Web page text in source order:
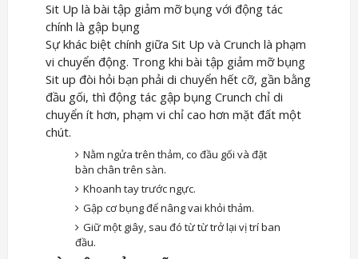
Sit Up là bài tập giảm mỡ bụng với động tác
chính là gập bụng
Sự khác biệt chính giữa Sit Up và Crunch là phạm
vi chuyển động. Trong khi bài tập giảm mỡ bụng
Sit up đòi hỏi bạn phải di chuyển hết cỡ, gần bằng
đầu gối, thì động tác gập bụng Crunch chỉ di
chuyển ít hơn, phạm vi chỉ cao hơn mặt đất một
chút.
Nằm ngửa trên thảm, co đầu gối và đặt
bàn chân trên sàn.
Khoanh tay trước ngực.
Gập cơ bụng để nâng vai khỏi thảm.
Giữ một giây, sau đó từ từ trở lại vị trí ban
đầu.